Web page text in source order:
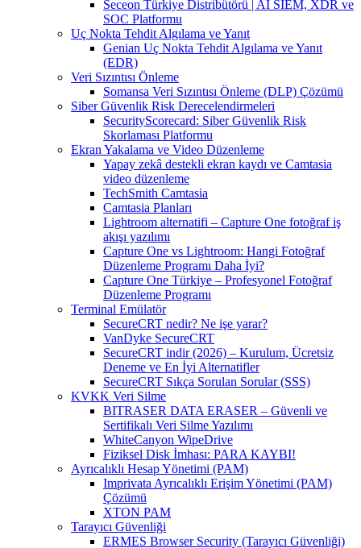
Seceon Türkiye Distribütörü | AI SIEM, XDR ve
SOC Platformu
Uç Nokta Tehdit Algılama ve Yanıt
Genian Uç Nokta Tehdit Algılama ve Yanıt
(EDR)
Veri Sızıntısı Önleme
Somansa Veri Sızıntısı Önleme (DLP) Çözümü
Siber Güvenlik Risk Derecelendirmeleri
SecurityScorecard: Siber Güvenlik Risk
Skorlaması Platformu
Ekran Yakalama ve Video Düzenleme
Yapay zekâ destekli ekran kaydı ve Camtasia
video düzenleme
TechSmith Camtasia
Camtasia Planları
Lightroom alternatifi – Capture One fotoğraf iş
akışı yazılımı
Capture One vs Lightroom: Hangi Fotoğraf
Düzenleme Programı Daha İyi?
Capture One Türkiye – Profesyonel Fotoğraf
Düzenleme Programı
Terminal Emülatör
SecureCRT nedir? Ne işe yarar?
VanDyke SecureCRT
SecureCRT indir (2026) – Kurulum, Ücretsiz
Deneme ve En İyi Alternatifler
SecureCRT Sıkça Sorulan Sorular (SSS)
KVKK Veri Silme
BITRASER DATA ERASER – Güvenli ve
Sertifikalı Veri Silme Yazılımı
WhiteCanyon WipeDrive
Fiziksel Disk İmhası: PARA KAYBI!
Ayrıcalıklı Hesap Yönetimi (PAM)
Imprivata Ayrıcalıklı Erişim Yönetimi (PAM)
Çözümü
XTON PAM
Tarayıcı Güvenliği
ERMES Browser Security (Tarayıcı Güvenliği)